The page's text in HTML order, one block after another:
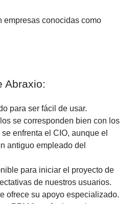
empresas conocidas como
Abraxio:
para ser fácil de usar.
se corresponden bien con los
enfrenta el CIO, aunque el
antiguo empleado del
para iniciar el proyecto de
de nuestros usuarios.
ofrece su apoyo especializado.